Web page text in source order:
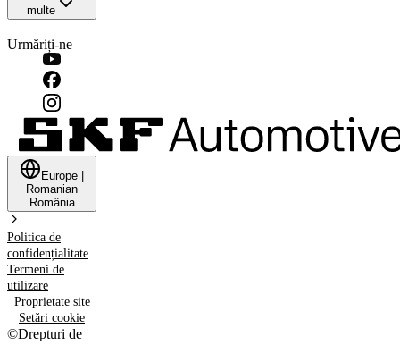
multe
Urmăriți-ne
Europe
Romanian
România
Politica de
confidențialitate
Termeni de
utilizare
Proprietate site
Setări cookie
©Drepturi de